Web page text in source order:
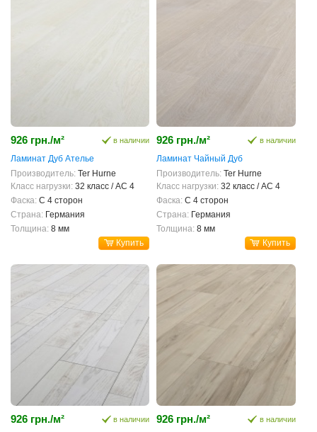
926 грн./м² в наличии
Ламинат Дуб Ателье
Производитель: Ter Hurne
Класс нагрузки: 32 класс / AC 4
Фаска: С 4 сторон
Страна: Германия
Толщина: 8 мм
Купить
926 грн./м² в наличии
Ламинат Чайный Дуб
Производитель: Ter Hurne
Класс нагрузки: 32 класс / AC 4
Фаска: С 4 сторон
Страна: Германия
Толщина: 8 мм
Купить
926 грн./м² в наличии 926 грн./м² в наличии